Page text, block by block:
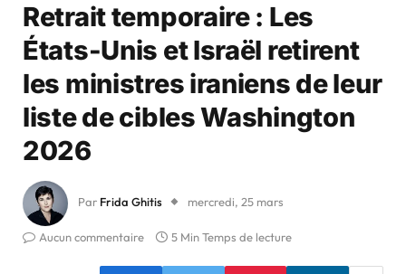
Retrait temporaire : Les
États-Unis et Israël retirent
les ministres iraniens de leur
liste de cibles Washington
2026
Par Frida Ghitis mercredi, 25 mars
Aucun commentaire 5 Min Temps de lecture